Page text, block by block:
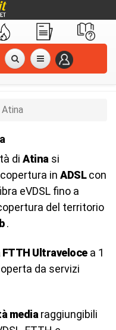
di Atina si
in ADSLcon
eVDSL fino a
del territorio
.
FTTH Ultravelocea 1
da servizi
media raggiungibili